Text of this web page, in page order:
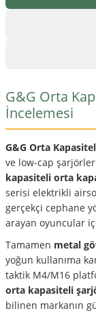
G&G Orta
İncelemesi
G&G Orta
ve low-cap
kapasiteli orta
serisi elektrikli
gerçekçi cephane
arayan oyuncular
Tamamen metal
yoğun kullanıma
taktik M4/M16
orta kapasiteli
bilinen markanın